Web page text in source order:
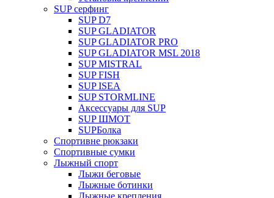
SUP серфинг
SUP D7
SUP GLADIATOR
SUP GLADIATOR PRO
SUP GLADIATOR MSL 2018
SUP MISTRAL
SUP FISH
SUP ISEA
SUP STORMLINE
Аксессуары для SUP
SUP ШМОТ
SUPБолка
Спортивне рюкзаки
Спортивные сумки
Лыжный спорт
Лыжи беговые
Лыжные ботинки
Лыжные крепления